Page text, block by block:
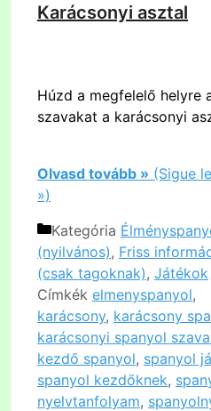
Karácsonyi asztal
Húzd a megfelelő helyre
szavakat a karácsonyi
Olvasd tovább » (Sigue
»)
Kategória
(nyilvános), Friss
(csak tagoknak), Játékok
Címkék elmenyspanyol,
karácsony, karácsony
karácsonyi spanyol
kezdő spanyol, spanyol
spanyol kezdőknek,
nyelvtanfolyam,